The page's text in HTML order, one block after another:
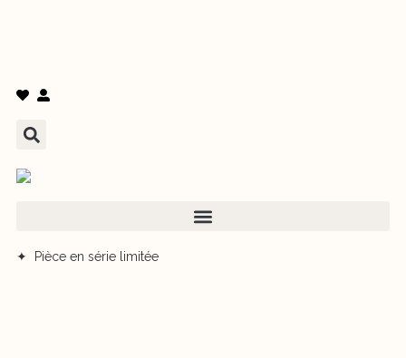
✦ Pièce en série limitée